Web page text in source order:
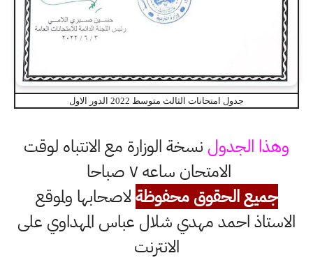
جدول امتحانات الثالث متوسط 2022 الدور الاول
وهذا الجدول نسخة الوزارة مع الانتباه لوقت
الامتحان ساعه ٧ صباحا
جميع الحقوق محفوظةلاصحابها ولموقع
الاستاذ احمد مهدي شلال عباس المهداوي على
الانترنت